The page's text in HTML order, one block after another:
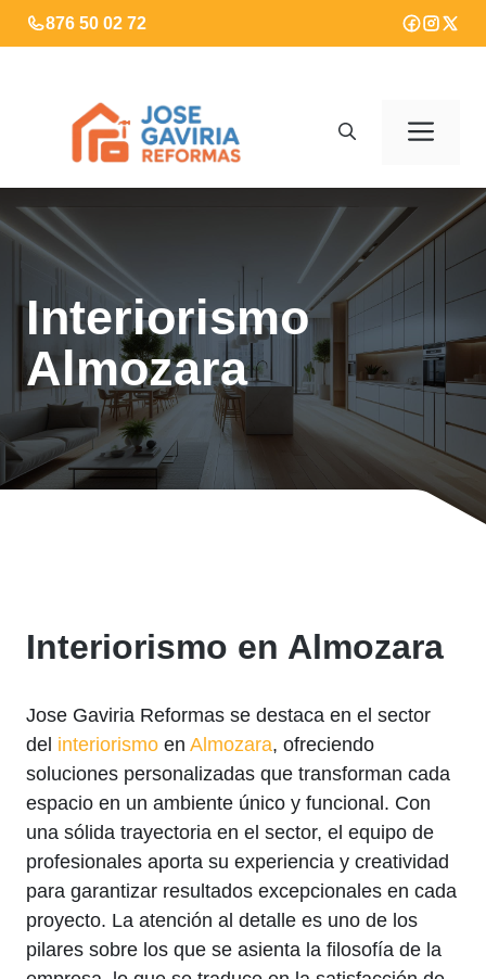
Saltar
al
876 50 02 72
Interiorismo
Almozara
Interiorismo en Almozara
Jose Gaviria Reformas se destaca en el sector
del interiorismo en Almozara, ofreciendo
soluciones personalizadas que transforman cada
espacio en un ambiente único y funcional. Con
una sólida trayectoria en el sector, el equipo de
profesionales aporta su experiencia y creatividad
para garantizar resultados excepcionales en cada
proyecto. La atención al detalle es uno de los
pilares sobre los que se asienta la filosofía de la